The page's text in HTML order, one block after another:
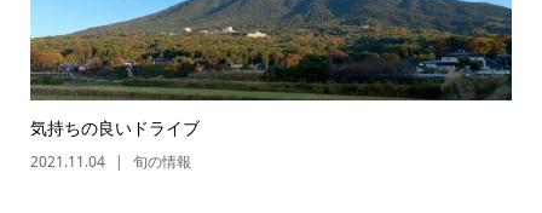
気持ちの良いドライブ
2021.11.04 旬の情報